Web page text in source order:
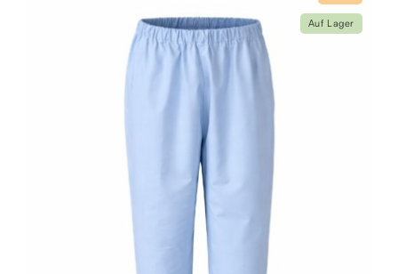
Auf Lager